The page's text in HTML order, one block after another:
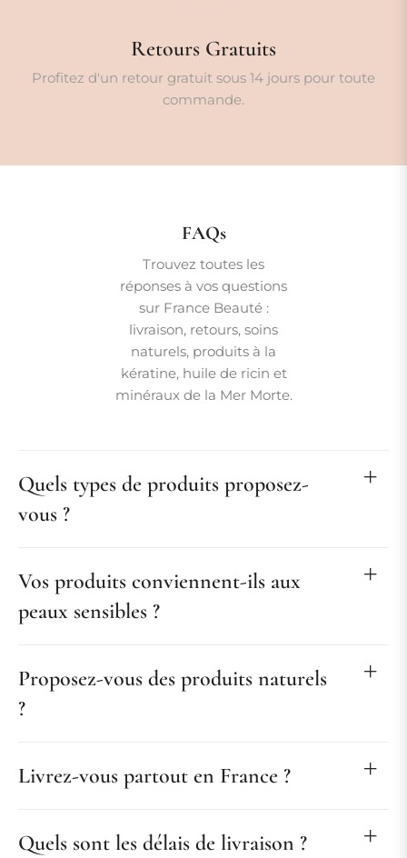
Retours Gratuits
Profitez d'un retour gratuit sous 14 jours pour toute
commande.
FAQs
Trouvez toutes les
réponses à vos questions
sur France Beauté :
livraison, retours, soins
naturels, produits à la
kératine, huile de ricin et
minéraux de la Mer Morte.
Quels types de produits proposez-
vous ?
Vos produits conviennent-ils aux
peaux sensibles ?
Proposez-vous des produits naturels
?
Livrez-vous partout en France ?
Quels sont les délais de livraison ?